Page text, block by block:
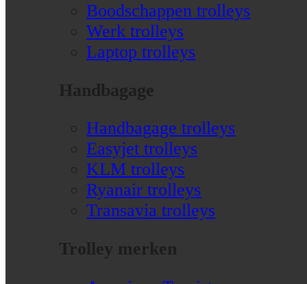
Boodschappen trolleys
Werk trolleys
Laptop trolleys
Handbagage
Handbagage trolleys
Easyjet trolleys
KLM trolleys
Ryanair trolleys
Transavia trolleys
Trolley merken